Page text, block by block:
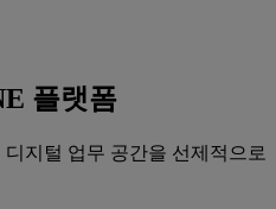
플랫폼
지털 업무 공간을 선제적으로